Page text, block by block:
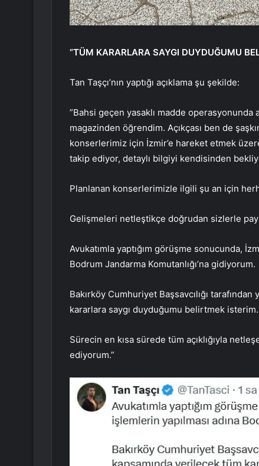
”TÜM KARARLARA SAYGI DUYDUĞUMU
Tan Taşçı’nın yaptığı açıklama şu şekilde:
”Bahsi geçen yasaklı madde
magazinden öğrendim. Açıkçası ben de
konserlerimiz için İzmir’e hareket etmek
takip ediyor, detaylı bilgiyi kendisinden
Planlanan konserlerimizle ilgili şu an için
Gelişmeleri netleştikçe doğrudan sizlerle
Avukatımla yaptığım görüşme sonucunda,
Bodrum Jandarma Komutanlığı’na gidiyorum.
Bakırköy Cumhuriyet Başsavcılığı
kararlara saygı duyduğumu belirtmek isterim.
Sürecin en kısa sürede tüm açıklığıyla
ediyorum.”